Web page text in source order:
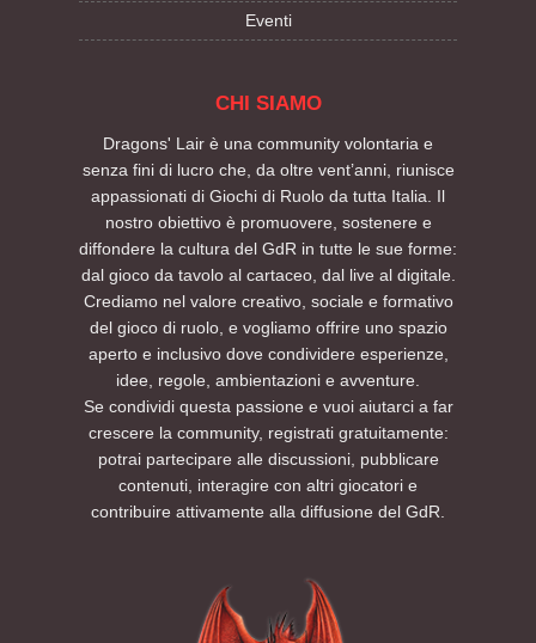
Eventi
CHI SIAMO
Dragons' Lair è una community volontaria e
senza fini di lucro che, da oltre vent’anni, riunisce
appassionati di Giochi di Ruolo da tutta Italia. Il
nostro obiettivo è promuovere, sostenere e
diffondere la cultura del GdR in tutte le sue forme:
dal gioco da tavolo al cartaceo, dal live al digitale.
Crediamo nel valore creativo, sociale e formativo
del gioco di ruolo, e vogliamo offrire uno spazio
aperto e inclusivo dove condividere esperienze,
idee, regole, ambientazioni e avventure.
Se condividi questa passione e vuoi aiutarci a far
crescere la community, registrati gratuitamente:
potrai partecipare alle discussioni, pubblicare
contenuti, interagire con altri giocatori e
contribuire attivamente alla diffusione del GdR.